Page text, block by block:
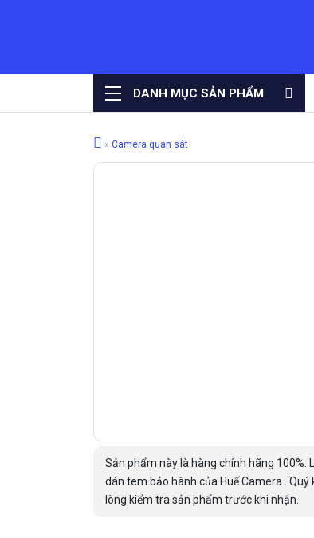
DANH MỤC SẢN PHẨM
» Camera quan sát
Sản phẩm này là hàng chính hãng 100%.
dán tem bảo hành của Huế Camera . Quý
lòng kiểm tra sản phẩm trước khi nhận.